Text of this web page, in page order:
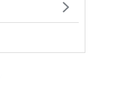
Νόστος Μεζέ: Μια σύγχρονη
ταβέρνα στη Νέα Σμύρνη
όπου το κρέας μιλάει πρώτο